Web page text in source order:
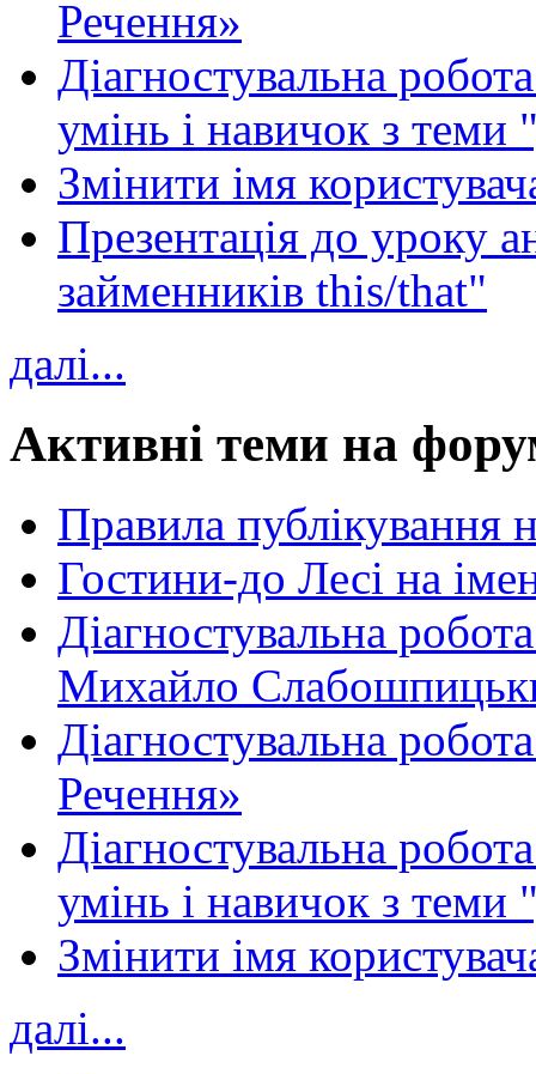
Речення»
Діагностувальна
умінь і навичок з теми
Змінити імя
Презентація до уроку
займенників this/that"
далі...
Активні теми на
Правила публікування
Гостини-до Лесі на
Діагностувальна
Михайло
Діагностувальна
Речення»
Діагностувальна
умінь і навичок з теми
Змінити імя
далі...